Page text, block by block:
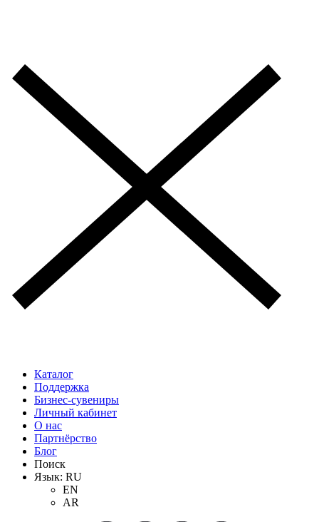
Каталог
Поддержка
Бизнес-сувениры
Личный кабинет
О нас
Партнёрство
Блог
Поиск
Язык: RU
EN
AR